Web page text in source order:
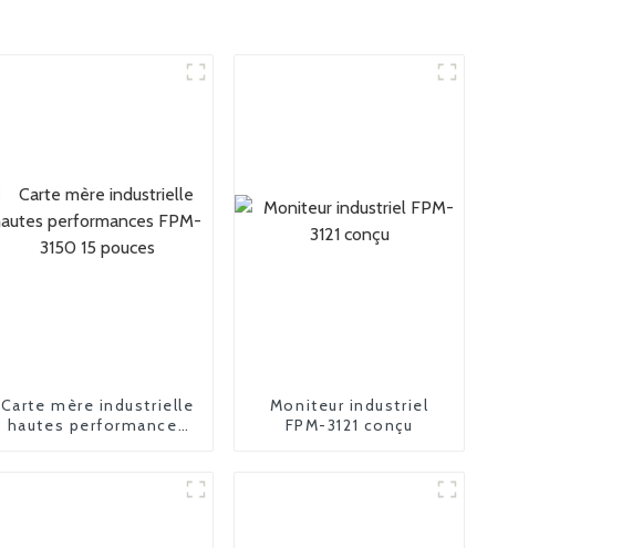
Carte mère industrielle
hautes performances
Moniteur industriel
FPM-3121 conçu